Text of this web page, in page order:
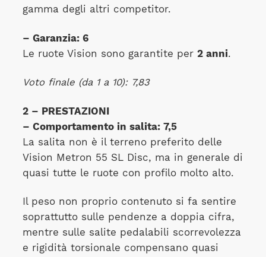
gamma degli altri competitor.
– Garanzia: 6
Le ruote Vision sono garantite per 2 anni.
Voto finale (da 1 a 10):7,83
2 – PRESTAZIONI
– Comportamento in salita: 7,5
La salita non è il terreno preferito delle
Vision Metron 55 SL Disc, ma in generale di
quasi tutte le ruote con profilo molto alto.
Il peso non proprio contenuto si fa sentire
soprattutto sulle pendenze a doppia cifra,
mentre sulle salite pedalabili scorrevolezza
e rigidità torsionale compensano quasi